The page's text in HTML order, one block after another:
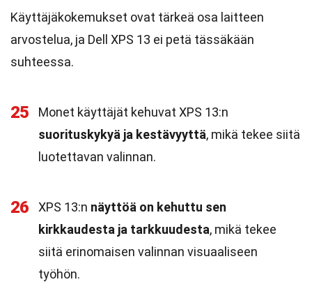
Käyttäjäkokemukset ovat tärkeä osa laitteen
arvostelua, ja Dell XPS 13 ei petä tässäkään
suhteessa.
25
Monet käyttäjät kehuvat XPS 13:n
suorituskykyä ja kestävyyttä, mikä tekee siitä
luotettavan valinnan.
26 XPS 13:n näyttöä on kehuttu sen
kirkkaudesta ja tarkkuudesta, mikä tekee
siitä erinomaisen valinnan visuaaliseen
työhön.